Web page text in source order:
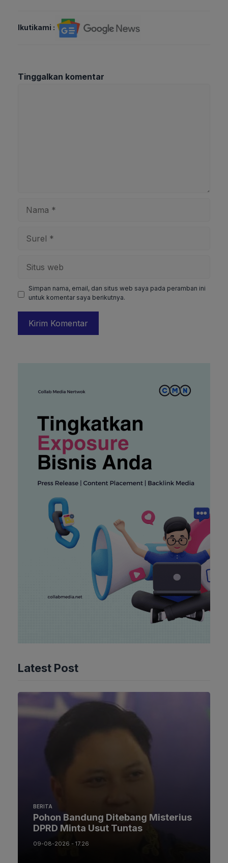
Ikutikami :
Tinggalkan komentar
web
Simpan nama, email, dan situs web saya pada peramban ini
untuk komentar saya berikutnya.
Latest Post
BERITA
Pohon Bandung Ditebang Misterius
DPRD Minta Usut Tuntas
09-08-2026 - 17.26